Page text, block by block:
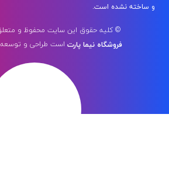
و ساخته نشده است.
© کلیه حقوق این سایت محفوظ و
فروشگاه نیما پارت است طراحی و